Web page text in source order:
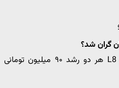
فیدلیتی پرستیژ ۷ نفره و لوکانو L8 هر دو رشد ۹۰ میلیون تومانی